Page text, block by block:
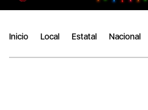
Inicio Local Estatal Nacional